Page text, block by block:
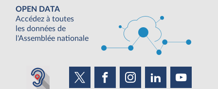
OPEN DATA
Accédez à toutes
les données de
l'Assemblée nationale